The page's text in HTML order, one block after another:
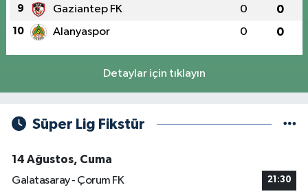
9 Gaziantep FK 0 0
10 Alanyaspor 0 0
Detaylar için tıklayın
Süper Lig Fikstür
14 Ağustos, Cuma
Galatasaray - Çorum FK
21:30